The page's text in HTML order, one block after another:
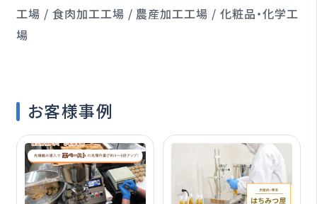
工場 / 食肉加工工場 / 農産加工工場 / 化粧品・化学工
場
お客様事例